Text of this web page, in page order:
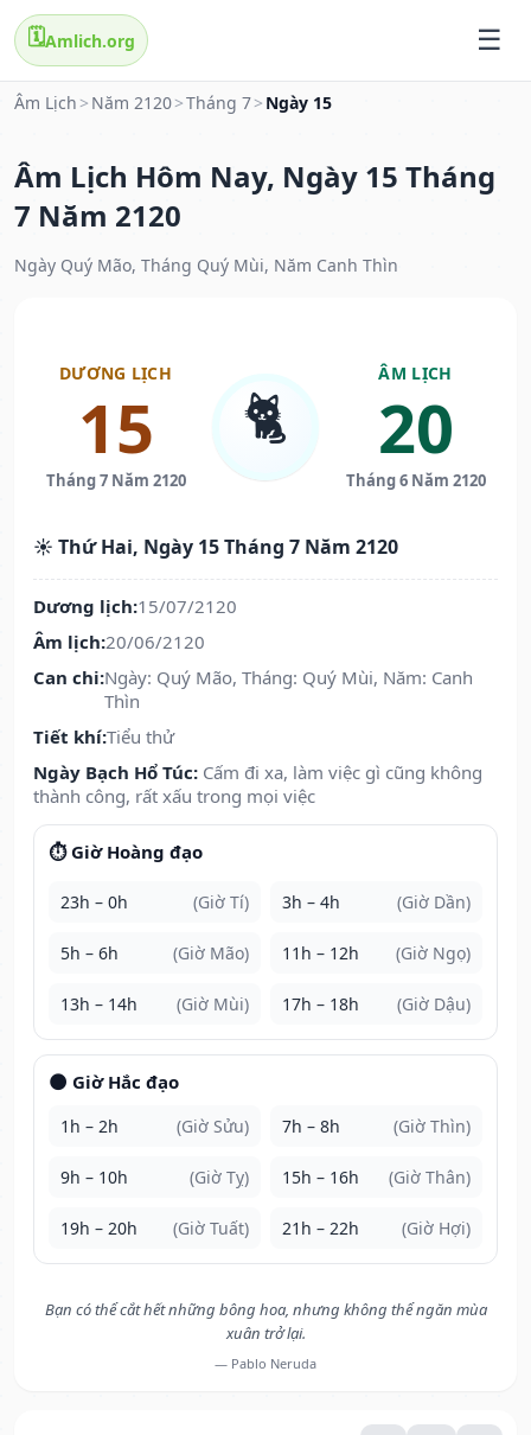
🗓️Amlich.org
Âm Lịch > Năm 2120>Tháng 7> Ngày 15
Âm Lịch Hôm Nay, Ngày 15 Tháng
7 Năm 2120
Ngày Quý Mão, Tháng Quý Mùi, Năm Canh Thìn
DƯƠNG LỊCH
15
Tháng 7 Năm 2120
🐈
ÂM LỊCH
20
Tháng 6 Năm 2120
☀️ Thứ Hai, Ngày 15 Tháng 7 Năm 2120
Dương lịch:15/07/2120
Âm lịch:20/06/2120
Can chi:Ngày: Quý Mão, Tháng: Quý Mùi, Năm: Canh
Thìn
Tiết khí:Tiểu thử
Ngày Bạch Hổ Túc: Cấm đi xa, làm việc gì cũng không
thành công, rất xấu trong mọi việc
⏱️ Giờ Hoàng đạo
23h – 0h (Giờ Tí) 3h – 4h (Giờ Dần)
5h – 6h (Giờ Mão) 11h – 12h (Giờ Ngọ)
13h – 14h (Giờ Mùi) 17h – 18h (Giờ Dậu)
🌑 Giờ Hắc đạo
1h – 2h (Giờ Sửu) 7h – 8h (Giờ Thìn)
9h – 10h (Giờ Tỵ) 15h – 16h (Giờ Thân)
19h – 20h (Giờ Tuất) 21h – 22h (Giờ Hợi)
Bạn có thể cắt hết những bông hoa, nhưng không thể ngăn mùa
xuân trở lại.
— Pablo Neruda